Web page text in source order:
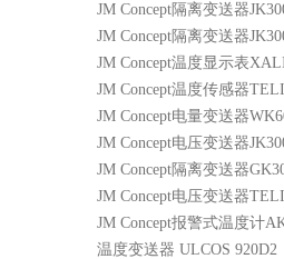
JM Concept隔离变送器
JM Concept隔离变送器
JM Concept温度显示表
JM Concept温度传感器
JM Concept电量变送器
JM Concept电压变送器
JM Concept隔离变送器
JM Concept电压变送器
JM Concept报警式温度计
温度变送器 ULCOS 920D2